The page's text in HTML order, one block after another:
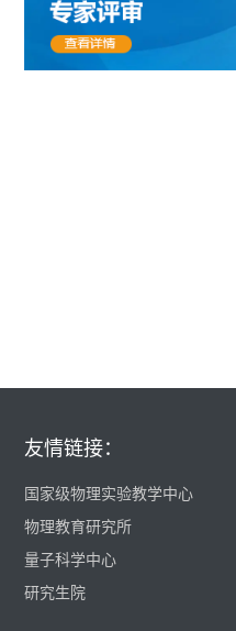
友情链接：
国家级物理实验教学中心
物理教育研究所
量子科学中心
研究生院